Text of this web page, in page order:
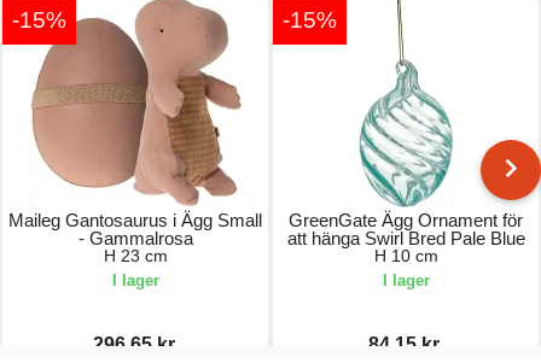
-15%
Maileg Gantosaurus i Ägg Small
- Gammalrosa
H 23 cm
I lager
296,65 kr.
-15%
GreenGate Ägg Ornament för
att hänga Swirl Bred Pale Blue
H 10 cm
I lager
84,15 kr.